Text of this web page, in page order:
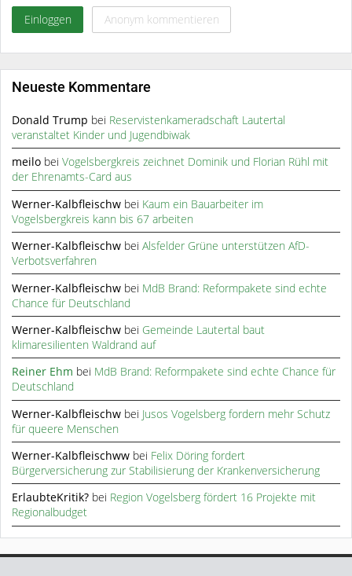
Einloggen Anonym kommentieren
Neueste Kommentare
Donald Trump bei Reservistenkameradschaft Lautertal
veranstaltet Kinder und Jugendbiwak
meilo beiVogelsbergkreis zeichnet Dominik und Florian Rühl mit
der Ehrenamts-Card aus
Werner-Kalbfleischw bei Kaum ein Bauarbeiter im
Vogelsbergkreis kann bis 67 arbeiten
Werner-Kalbfleischw beiAlsfelder Grüne unterstützen AfD-
Verbotsverfahren
Werner-Kalbfleischw bei MdB Brand: Reformpakete sind echte
Chance für Deutschland
Werner-Kalbfleischw bei Gemeinde Lautertal baut
klimaresilienten Waldrand auf
Reiner Ehm bei MdB Brand: Reformpakete sind echte Chance für
Deutschland
Werner-Kalbfleischw bei Jusos Vogelsberg fordern mehr Schutz
für queere Menschen
Werner-Kalbfleischww bei Felix Döring fordert
Bürgerversicherung zur Stabilisierung der Krankenversicherung
ErlaubteKritik? bei Region Vogelsberg fördert 16 Projekte mit
Regionalbudget